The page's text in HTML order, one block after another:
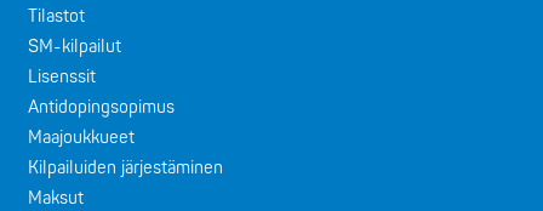
Tilastot
SM-kilpailut
Lisenssit
Antidopingsopimus
Maajoukkueet
Kilpailuiden järjestäminen
Maksut